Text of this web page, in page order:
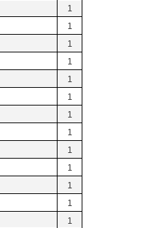
1
1
1
1
1
1
1
1
1
1
1
1
1